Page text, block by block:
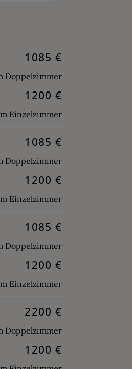
1085 €
Doppelzimmer
1200 €
Einzelzimmer
1085 €
Doppelzimmer
1200 €
Einzelzimmer
1085 €
Doppelzimmer
1200 €
Einzelzimmer
2200 €
Doppelzimmer
1200 €